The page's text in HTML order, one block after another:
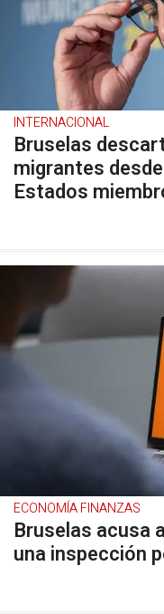
INTERNACIONAL
Bruselas
migrantes
Estados
ECONOMÍA FINANZAS
Bruselas acusa
una inspección